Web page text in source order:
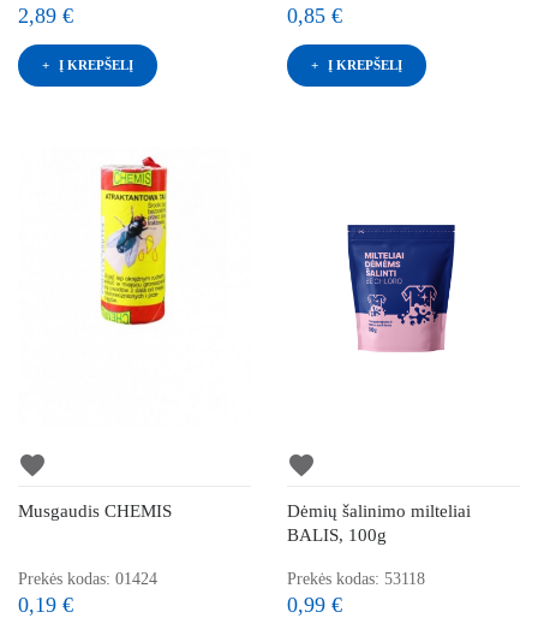
2,89 €
Į KREPŠELĮ
0,85 €
Į KREPŠELĮ
favorite
Musgaudis CHEMIS
Prekės kodas: 01424
0,19 €
favorite
Dėmių šalinimo milteliai
BALIS, 100g
Prekės kodas: 53118
0,99 €